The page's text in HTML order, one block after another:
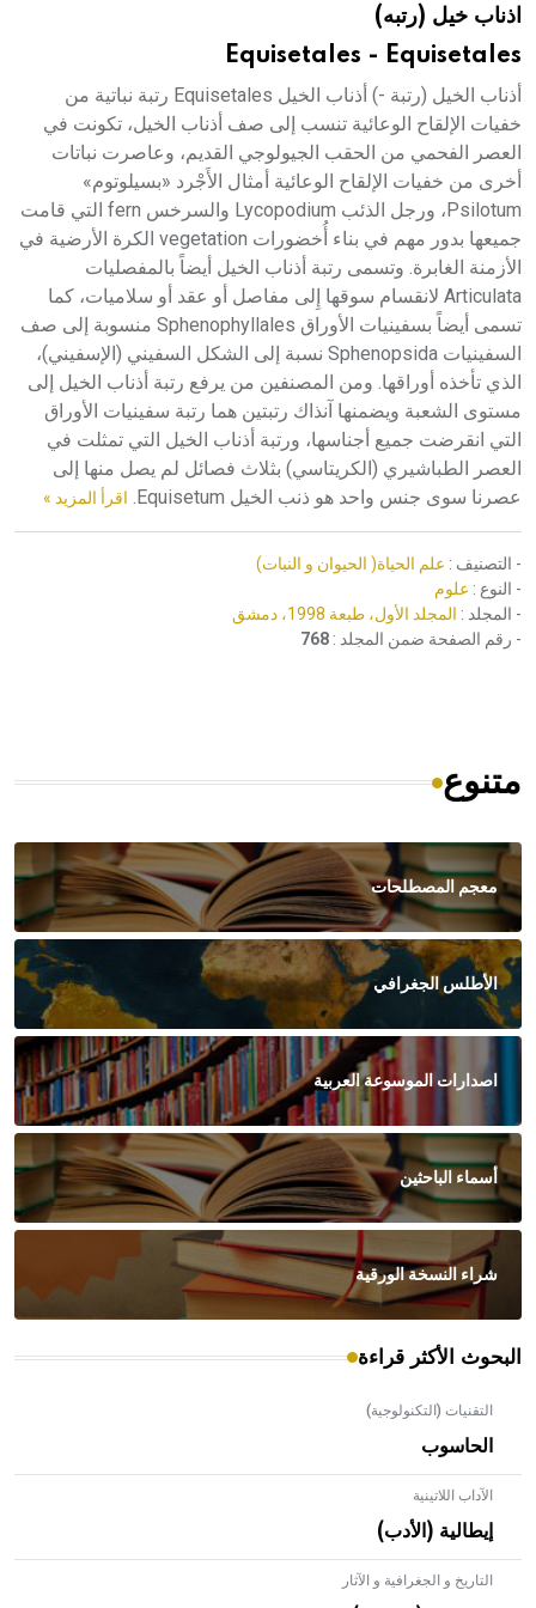
هيئة الموسوعة العربية تطلق موسوعات جديدة في عام 2026اذناب خيل (رتبه)
Equisetales - Equisetales
أذناب الخيل (رتبة -) أذناب الخيل Equisetales رتبة نباتية من
خفيات الإلقاح الوعائية تنسب إلى صف أذناب الخيل، تكونت في
العصر الفحمي من الحقب الجيولوجي القديم، وعاصرت نباتات
أخرى من خفيات الإلقاح الوعائية أمثال الأَجْرد «بسيلوتوم»
Psilotum، ورجل الذئب Lycopodium والسرخس fern التي قامت
جميعها بدور مهم في بناء أُخضورات vegetation الكرة الأرضية في
الأزمنة الغابرة. وتسمى رتبة أذناب الخيل أيضاً بالمفصليات
Articulata لانقسام سوقها إِلى مفاصل أو عقد أو سلاميات، كما
تسمى أيضاً بسفينيات الأوراق Sphenophyllales منسوبة إلى صف
السفينيات Sphenopsida نسبة إلى الشكل السفيني (الإسفيني)،
الذي تأخذه أوراقها. ومن المصنفين من يرفع رتبة أذناب الخيل إلى
مستوى الشعبة ويضمنها آنذاك رتبتين هما رتبة سفينيات الأوراق
التي انقرضت جميع أجناسها، ورتبة أذناب الخيل التي تمثلت في
العصر الطباشيري (الكريتاسي) بثلاث فصائل لم يصل منها إلى
عصرنا سوى جنس واحد هو ذنب الخيل Equisetum.
اقرأ المزيد »
- التصنيف : علم الحياة( الحيوان و النبات)
- النوع : علوم
- المجلد : المجلد الأول، طبعة 1998، دمشق
- رقم الصفحة ضمن المجلد : 768
متنوع
معجم المصطلحات
الأطلس الجغرافي
اصدارات الموسوعة العربية
أسماء الباحثين
شراء النسخة الورقية
البحوث الأكثر قراءة
التقنيات (التكنولوجية)
الحاسوب
الآداب اللاتينية
إيطالية (الأدب)
التاريخ و الجغرافية و الآثار